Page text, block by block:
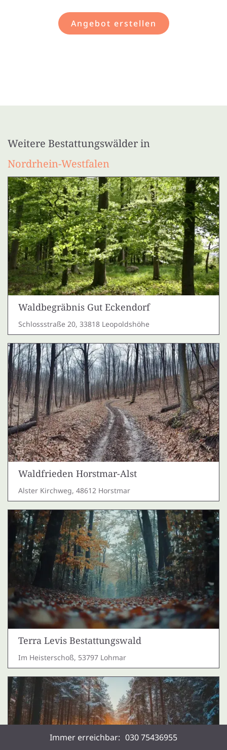
Angebot erstellen
Weitere Bestattungswälder in
Nordrhein-Westfalen
Waldbegräbnis Gut Eckendorf
Schlossstraße 20, 33818 Leopoldshöhe
Waldfrieden Horstmar-Alst
Alster Kirchweg, 48612 Horstmar
Terra Levis Bestattungswald
Im Heisterschoß, 53797 Lohmar
Immer erreichbar: 030 75436955